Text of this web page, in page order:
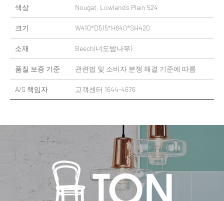
색상 Nougat, Lowlands Plain 524
크기 W410*D515*H840*SH420
소재 Beech(너도밤나무)
품질 보증 기준 관련법 및 소비자 분쟁 해결 기준에 따름
A/S 책임자 고객센터 1644-4676